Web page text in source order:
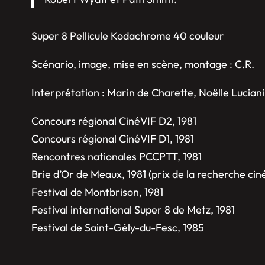
Super 8 Pellicule Kodachrome 40 couleur
Scénario, image, mise en scène, montage : C.R.
Interprétation : Marin de Charette, Noëlle Luciani
Concours régional CinéVIF D2, 1981
Concours régional CinéVIF D1, 1981
Rencontres nationales PCCPTT, 1981
Brie d’Or de Meaux, 1981 (prix de la recherche
Festival de Montbrison, 1981
Festival international Super 8 de Metz, 1981
Festival de Saint-Gély-du-Fesc, 1985